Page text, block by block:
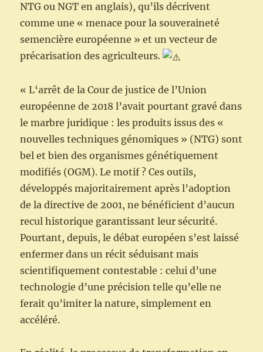
NTG ou NGT en anglais), qu’ils décrivent
comme une « menace pour la souveraineté
semencière européenne » et un vecteur de
précarisation des agriculteurs.
« L‘arrêt de la Cour de justice de l’Union
européenne de 2018 l’avait pourtant gravé dans
le marbre juridique : les produits issus des «
nouvelles techniques génomiques » (NTG) sont
bel et bien des organismes génétiquement
modifiés (OGM). Le motif ? Ces outils,
développés majoritairement après l’adoption
de la directive de 2001, ne bénéficient d’aucun
recul historique garantissant leur sécurité.
Pourtant, depuis, le débat européen s’est laissé
enfermer dans un récit séduisant mais
scientifiquement contestable : celui d’une
technologie d’une précision telle qu’elle ne
ferait qu’imiter la nature, simplement en
accéléré.